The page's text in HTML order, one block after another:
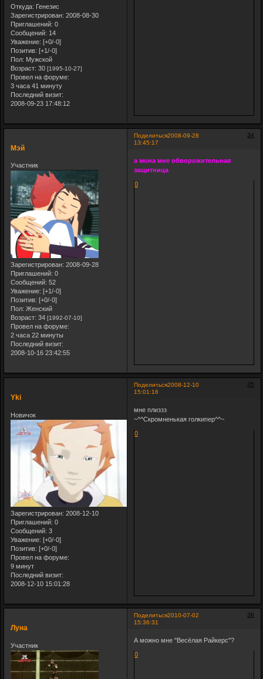
Откуда: Генезис
Зарегистрирован: 2008-08-30
Приглашений: 0
Сообщений: 14
Уважение: [+0/-0]
Позитив: [+1/-0]
Пол: Мужской
Возраст: 30 [1995-10-27]
Провел на форуме:
3 часа 41 минуту
Последний визит:
2008-09-23 17:48:12
Поделиться 34
2008-09-28
13:45:17
Мэй
Участник
Зарегистрирован: 2008-09-28
Приглашений: 0
Сообщений: 52
Уважение: [+1/-0]
Позитив: [+0/-0]
Пол: Женский
Возраст: 34 [1992-07-10]
Провел на форуме:
2 часа 22 минуты
Последний визит:
2008-10-16 23:42:55
а мона мне обворожительная
защитница
0
Поделиться 35
2008-12-10
15:01:16
Yki
Новичок
Зарегистрирован: 2008-12-10
Приглашений: 0
Сообщений: 3
Уважение: [+0/-0]
Позитив: [+0/-0]
Провел на форуме:
9 минут
Последний визит:
2008-12-10 15:01:28
мне плиззз
~^^Скромненькая голкипер^^~
0
Поделиться 36
2010-07-02
15:36:31
Луна
Участник
А можно мне "Весёлая Райкерс"?
0